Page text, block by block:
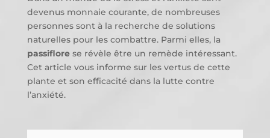
devenus monnaie courante, de nombreuses
personnes sont à la recherche de solutions
naturelles pour les combattre. Parmi elles, la
passiflorese révèle être un remède intéressant.
Cet article vous informe sur les vertus de cette
plante et son efficacité dans la lutte contre
l’anxiété.